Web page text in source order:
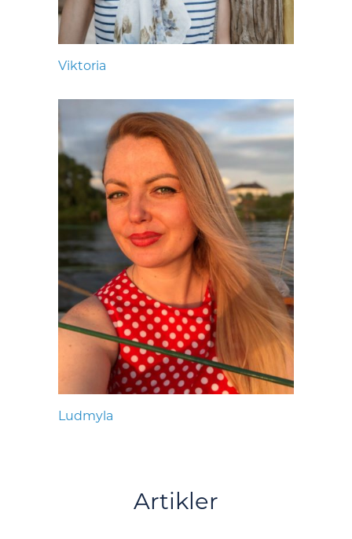
Viktoria
Ludmyla
Artikler